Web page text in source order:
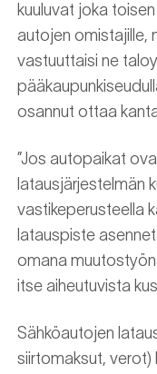
kuuluvat joka
autojen omistajille,
vastuuttaisi ne
osannut ottaa
”Jos autopaikat
latausjärjestelmän
vastikeperusteella
latauspiste
omana
itse aiheutuvista
Sähköautojen
siirtomaksut, verot)